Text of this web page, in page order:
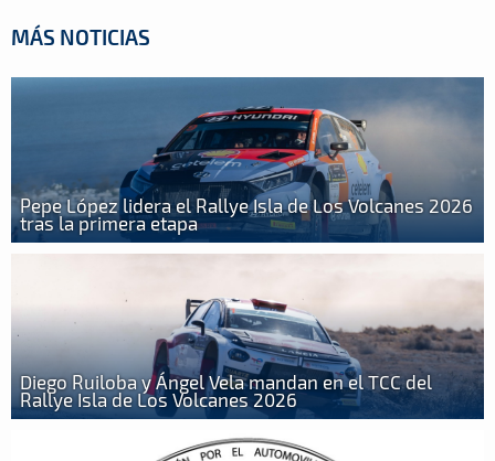
MÁS NOTICIAS
Pepe López lidera el Rallye Isla de Los Volcanes 2026
tras la primera etapa
Diego Ruiloba y Ángel Vela mandan en el TCC del
Rallye Isla de Los Volcanes 2026